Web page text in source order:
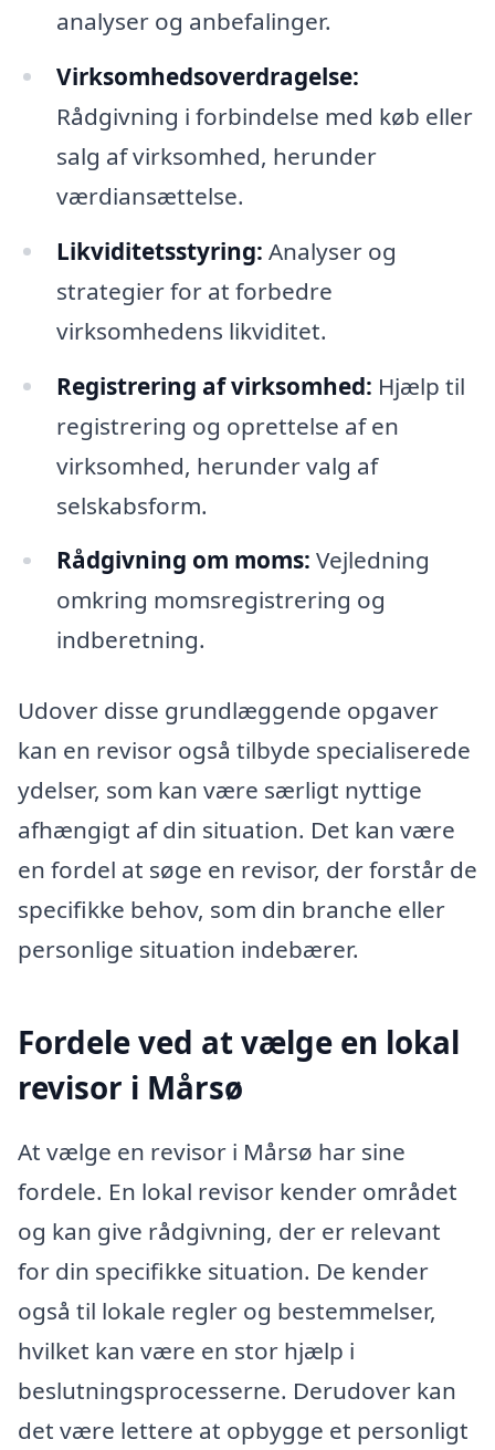
analyser og anbefalinger.
Virksomhedsoverdragelse:
Rådgivning i forbindelse med køb eller
salg af virksomhed, herunder
værdiansættelse.
Likviditetsstyring: Analyser og
strategier for at forbedre
virksomhedens likviditet.
Registrering af virksomhed: Hjælp til
registrering og oprettelse af en
virksomhed, herunder valg af
selskabsform.
Rådgivning om moms: Vejledning
omkring momsregistrering og
indberetning.
Udover disse grundlæggende opgaver
kan en revisor også tilbyde specialiserede
ydelser, som kan være særligt nyttige
afhængigt af din situation. Det kan være
en fordel at søge en revisor, der forstår de
specifikke behov, som din branche eller
personlige situation indebærer.
Fordele ved at vælge en lokal
revisor i Mårsø
At vælge en revisor i Mårsø har sine
fordele. En lokal revisor kender området
og kan give rådgivning, der er relevant
for din specifikke situation. De kender
også til lokale regler og bestemmelser,
hvilket kan være en stor hjælp i
beslutningsprocesserne. Derudover kan
det være lettere at opbygge et personligt